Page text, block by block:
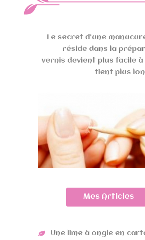
Le secret d’une
réside dans la
vernis devient plus facile
tient plus
Mes Articles
Une lime à ongle en